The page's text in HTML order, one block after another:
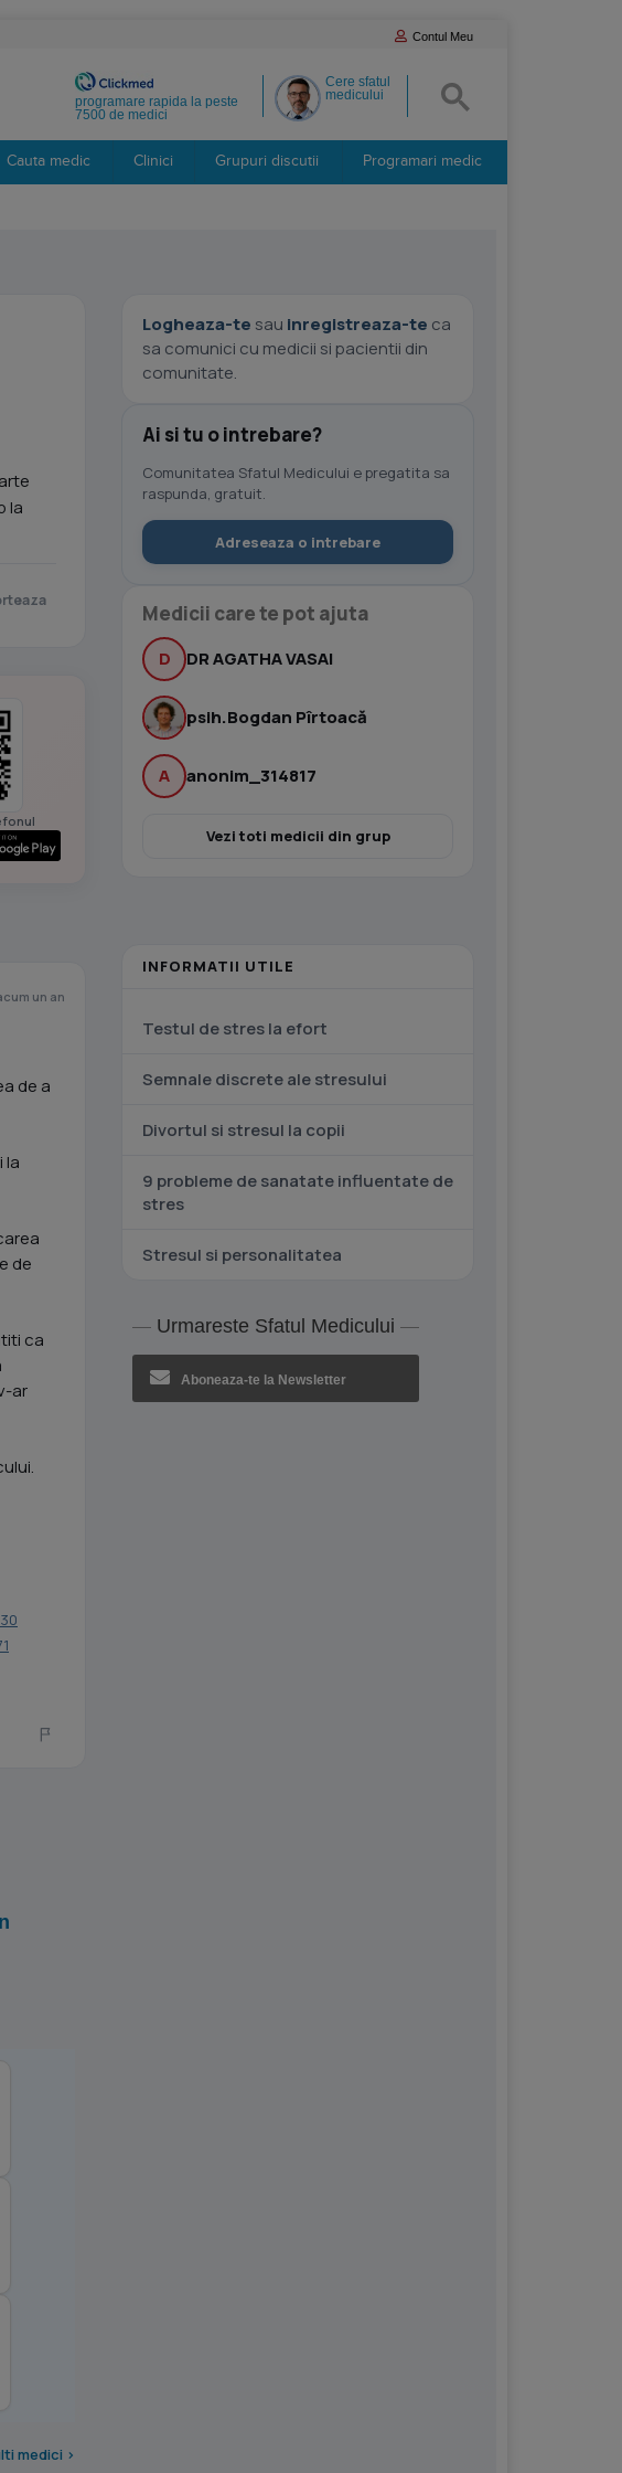
Contul Meu
Cere sfatul
medicului
programare rapida la peste
7500 de medici
Cauta medic Clinici Grupuri discutii Programari medic
la
un an
de a
la
de
ca
ar
medici >
Logheaza-te sau inregistreaza-te ca
sa comunici cu medicii si pacientii din
comunitate.
Ai si tu o intrebare?
Comunitatea Sfatul Medicului e pregatita sa
raspunda, gratuit.
Adreseaza o intrebare
Medicii care te pot ajuta
D DR AGATHA VASAI
psih.Bogdan Pîrtoacă
A anonim_314817
Vezi toti medicii din grup
INFORMATII UTILE
Testul de stres la efort
Semnale discrete ale stresului
Divortul si stresul la copii
9 probleme de sanatate influentate de
stres
Stresul si personalitatea
Urmareste Sfatul Medicului
Aboneaza-te la Newsletter